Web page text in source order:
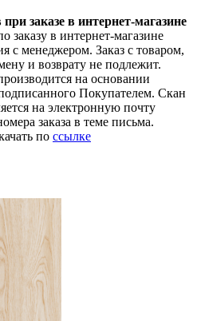
заказе в интернет-магазине
заказу в интернет-магазине
с менеджером. Заказ с товаром,
и возврату не подлежит.
на основании
Покупателем. Скан
на электронную почту
заказа в теме письма.
по ссылке